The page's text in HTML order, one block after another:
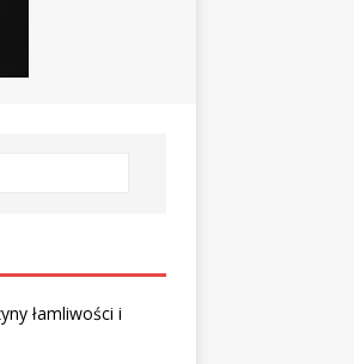
łamliwości i